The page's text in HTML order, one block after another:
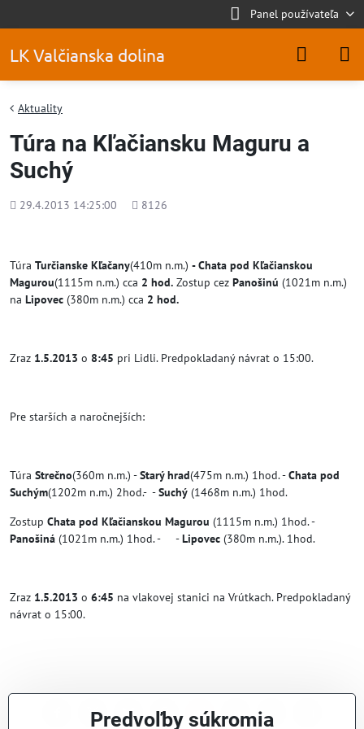
Panel používateľa
LK Valčianska dolina
Aktuality
Túra na Kľačiansku Maguru a
Suchý
Pridané
29.4.2013 14:25:00
Počet
8126
Túra Turčianske Kľačany(410m n.m.) - Chata pod Kľačianskou
Magurou(1115m n.m.) cca 2 hod. Zostup cez Panošinú (1021m n.m.)
na Lipovec (380m n.m.) cca 2 hod.
Zraz 1.5.2013 o 8:45 pri Lidli. Predpokladaný návrat o 15:00.
Pre starších a naročnejších:
Túra Strečno(360m n.m.) -Starý hrad(475m n.m.) 1hod. -Chata pod
Suchým(1202m n.m.) 2hod.- -Suchý (1468m n.m.) 1hod.
Zostup Chata pod Kľačianskou Magurou (1115m n.m.) 1hod. -
Panošiná (1021m n.m.) 1hod. - -Lipovec (380m n.m.). 1hod.
Zraz 1.5.2013 o 6:45 na vlakovej stanici na Vrútkach. Predpokladaný
návrat o 15:00.
FacebookTwitterBlueskyPinterestReddit LinkedInWhatsApp
Predvoľby súkromia